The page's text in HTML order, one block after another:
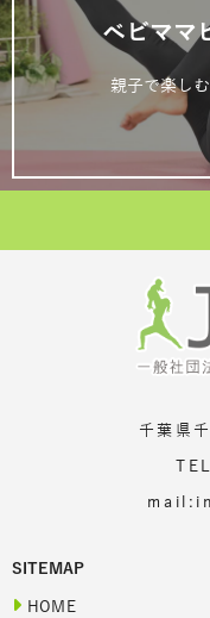
ベビママ
親子で楽し
千葉県
SITEMAP
HOME